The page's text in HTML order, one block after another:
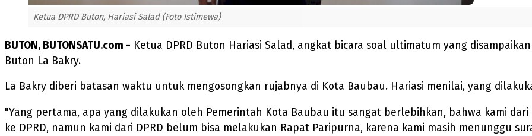
Ketua DPRD Buton, Hariasi Salad (Foto Istimewa)
BUTON, BUTONSATU.com - Ketua DPRD Buton Hariasi Salad, angkat bicara soal ultimatum yang
Buton La Bakry.
La Bakry diberi batasan waktu untuk mengosongkan rujabnya di Kota Baubau. Hariasi menilai, yang
"Yang pertama, apa yang dilakukan oleh Pemerintah Kota Baubau itu sangat berlebihkan, bahwa kami dari
ke DPRD, namun kami dari DPRD belum bisa melakukan Rapat Paripurna, karena kami masih menunggu